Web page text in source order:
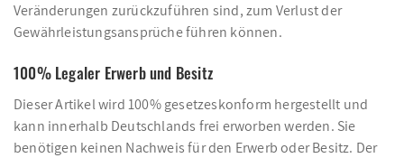
Veränderungen zurückzuführen sind, zum Verlust der
Gewährleistungsansprüche führen können.
100% Legaler Erwerb und Besitz
Dieser Artikel wird 100% gesetzeskonform hergestellt und
kann innerhalb Deutschlands frei erworben werden. Sie
benötigen keinen Nachweis für den Erwerb oder Besitz. Der